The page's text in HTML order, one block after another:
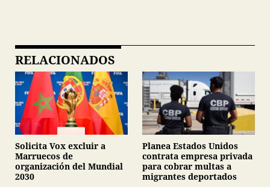
RELACIONADOS
Solicita Vox excluir a
Marruecos de
organización del Mundial
2030
Planea Estados Unidos
contrata empresa privada
para cobrar multas a
migrantes deportados